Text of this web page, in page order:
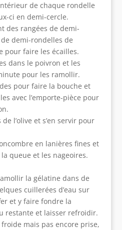
de chaque rondelle
ci en demi-cercle.
des rangées de demi-
demi-rondelles de
pour faire les écailles.
dans le poivron et les
pour les ramollir.
pour faire la bouche et
avec l’emporte-pièce pour
l’olive et s’en servir pour
en lanières fines et
queue et les nageoires.
la gélatine dans de
cuillerées d’eau sur
et y faire fondre la
restante et laisser refroidir.
mais pas encore prise,